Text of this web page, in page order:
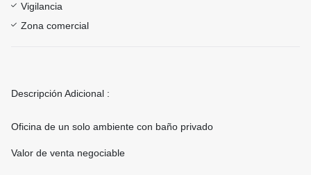
Vigilancia
Zona comercial
Descripción Adicional :
Oficina de un solo ambiente con baño privado
Valor de venta negociable